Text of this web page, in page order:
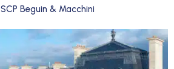
SCP Beguin & Macchini